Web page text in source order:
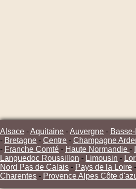
Alsace -Aquitaine -Auvergne -
- Bretagne - Centre - Champagne
- Franche Comté - Haute Normandie -
Languedoc Roussillon - Limousin -
Nord Pas de Calais - Pays de la Loire -
Charentes - Provence Alpes Côte